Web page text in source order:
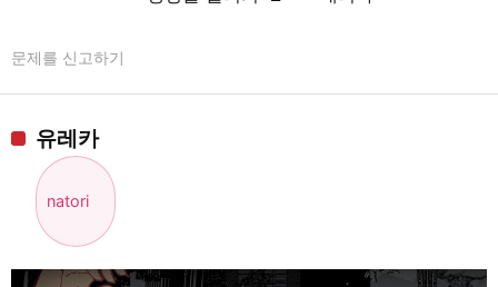
문제를 신고하기
유레카
natori